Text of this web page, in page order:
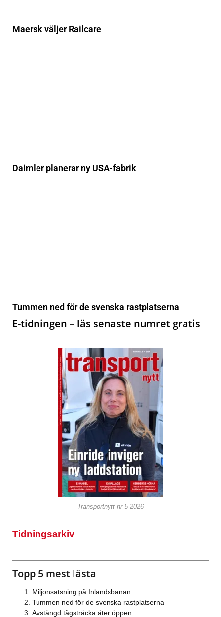
Maersk väljer Railcare
Daimler planerar ny USA-fabrik
Tummen ned för de svenska rastplatserna
E-tidningen – läs senaste numret gratis
Transportnytt nr 5-2026
Tidningsarkiv
Topp 5 mest lästa
Miljonsatsning på Inlandsbanan
Tummen ned för de svenska rastplatserna
Avstängd tågsträcka åter öppen